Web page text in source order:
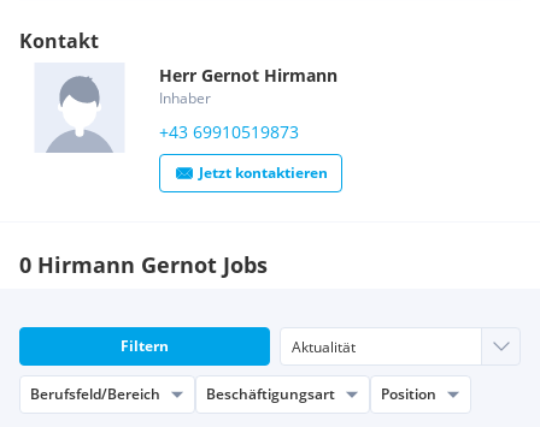
Kontakt
Herr Gernot Hirmann
Inhaber
+43 69910519873
Jetzt kontaktieren
0 Hirmann Gernot Jobs
Filtern
Berufsfeld/Bereich Beschäftigungsart Position